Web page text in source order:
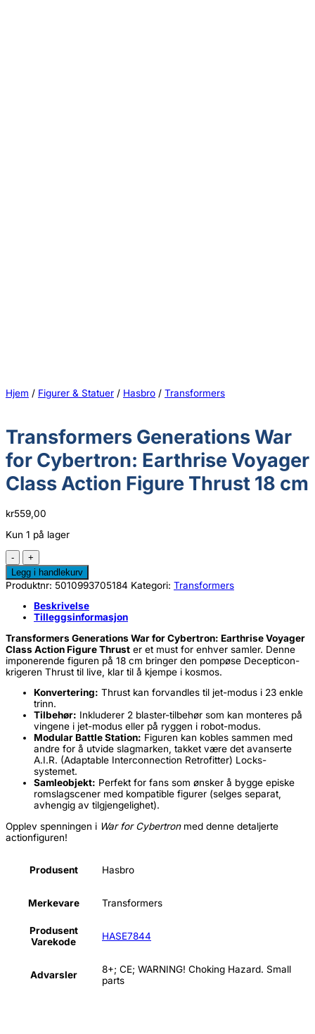
Hjem / Figurer & Statuer / Hasbro / Transformers
Transformers Generations War
for Cybertron: Earthrise Voyager
Class Action Figure Thrust 18 cm
kr559,00
Kun 1 på lager
Transformers
Generations
War
for
Cybertron:
Earthrise
Voyager
Class
Action
Figure
Thrust
18
cm
antall
Legg i handlekurv
Produktnr: 5010993705184 Kategori: Transformers
Beskrivelse
Tilleggsinformasjon
Transformers Generations War for Cybertron: Earthrise Voyager
Class Action Figure Thrust er et must for enhver samler. Denne
imponerende figuren på 18 cm bringer den pompøse Decepticon-
krigeren Thrust til live, klar til å kjempe i kosmos.
Konvertering: Thrust kan forvandles til jet-modus i 23 enkle
trinn.
Tilbehør: Inkluderer 2 blaster-tilbehør som kan monteres på
vingene i jet-modus eller på ryggen i robot-modus.
Modular Battle Station: Figuren kan kobles sammen med
andre for å utvide slagmarken, takket være det avanserte
A.I.R. (Adaptable Interconnection Retrofitter) Locks-
systemet.
Samleobjekt: Perfekt for fans som ønsker å bygge episke
romslagscener med kompatible figurer (selges separat,
avhengig av tilgjengelighet).
Opplev spenningen i War for Cybertronmed denne detaljerte
actionfiguren!
Produsent Hasbro
Merkevare Transformers
Produsent
Varekode
HASE7844
Advarsler
8+; CE; WARNING! Choking Hazard. Small
parts